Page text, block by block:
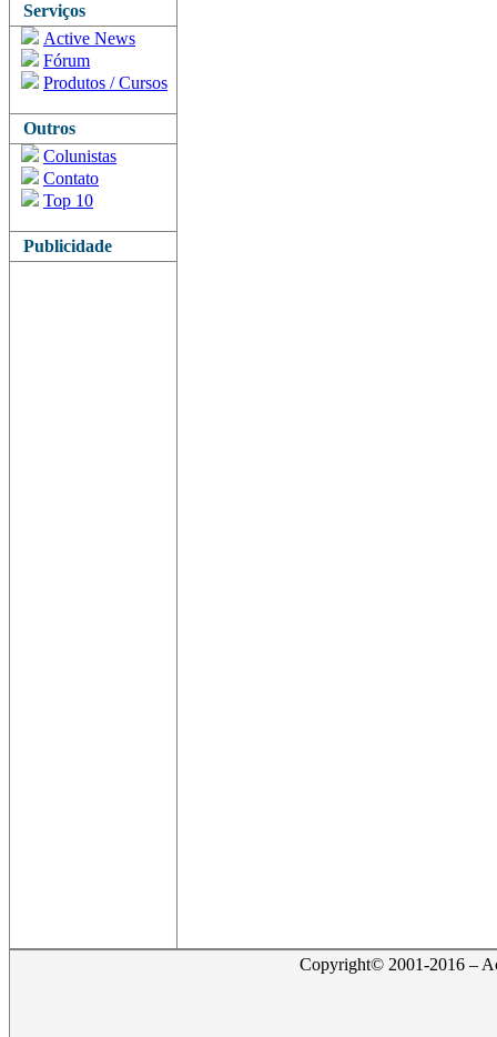
Serviços
Active News
Fórum
Produtos / Cursos
Outros
Colunistas
Contato
Top 10
Publicidade
Copyright© 2001-2016 –